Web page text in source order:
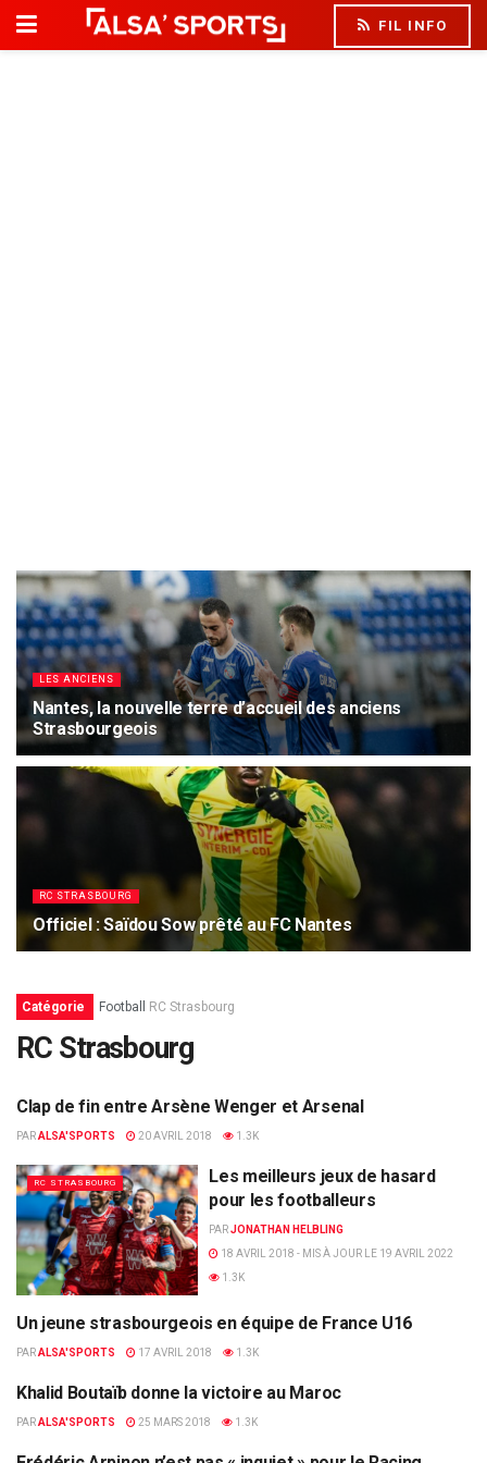
FIL INFO
LES ANCIENS
Nantes, la nouvelle terre d’accueil des anciens
Strasbourgeois
7 AOÛT 2026 6K
RC STRASBOURG
Officiel : Saïdou Sow prêté au FC Nantes
Catégorie Football RC Strasbourg
RC Strasbourg
LES ANCIENS
Clap de fin entre Arsène Wenger et Arsenal
PARALSA'SPORTS 20 AVRIL 2018 1.3K
RC STRASBOURG
Les meilleurs jeux de hasard
pour les footballeurs
PARJONATHAN HELBLING
18 AVRIL 2018 - MIS À JOUR LE 19 AVRIL 2022
1.3K
LE CENTRE
Un jeune strasbourgeois en équipe de France U16
PARALSA'SPORTS 17 AVRIL 2018 1.3K
LES ANCIENS
Khalid Boutaïb donne la victoire au Maroc
PARALSA'SPORTS 25 MARS 2018 1.3K